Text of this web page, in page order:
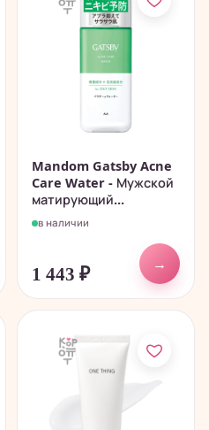
Mandom Gatsby Acne
Care Water - Мужской
матирующий...
в наличии
1 443 ₽
→